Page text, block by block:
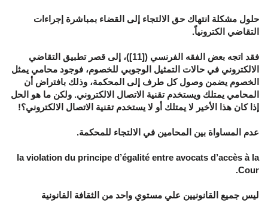
حلول مشكلة انتهاك حق الالتجاء إلى القضاء بمباشرة إجراءات
التقاضي الكترونياً.
فقد اتجه بعض الفقه الفرنسي ([11])، إلى قصر تطبيق التقاضي
الالكتروني في حالات التمثيل الوجوبي للخصوم، فوجود محامي يمثل
الخصوم يضمن وصول كل طرف إلى المحكمة، وذلك بافتراض أن
المحامي يمتلك ويستخدم تقنية الاتصال الالكتروني. ولكن ما هو الحل
إذا كان هذا الأخير لا يمتلك أو لا يستخدم تقنية الاتصال الالكتروني؟!
عدم المساواة بين المحامين في الالتجاء للمحكمة.
la violation du principe d’égalité entre avocats d’accès à la
Cour.
ليس جميع القانونيين علي مستوي واحد من الثقافة القانونية